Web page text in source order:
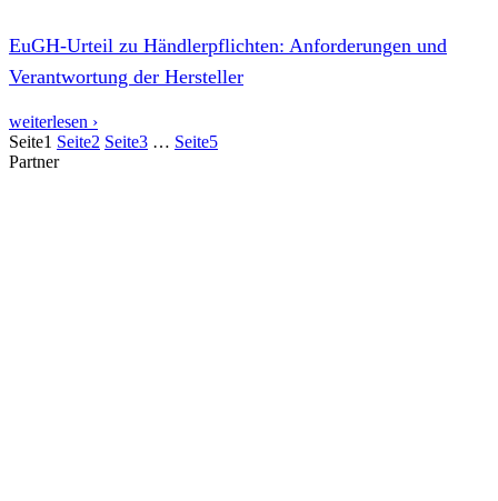
EuGH-Urteil zu Händlerpflichten: Anforderungen und
Verantwortung der Hersteller
weiterlesen ›
Seite1 Seite2 Seite3 … Seite5
Partner